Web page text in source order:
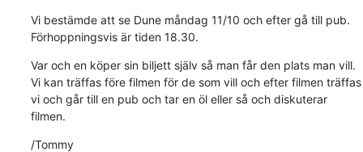
Vi bestämde att se Dune måndag 11/10 och efter gå till pub.
Förhoppningsvis är tiden 18.30.
Var och en köper sin biljett själv så man får den plats man vill.
Vi kan träffas före filmen för de som vill och efter filmen träffas
vi och går till en pub och tar en öl eller så och diskuterar
filmen.
/Tommy